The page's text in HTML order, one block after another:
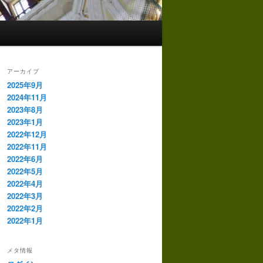
アーカイブ
2025年9月
2024年11月
2023年8月
2023年1月
2022年12月
2022年11月
2022年6月
2022年5月
2022年4月
2022年3月
2022年2月
2022年1月
メタ情報